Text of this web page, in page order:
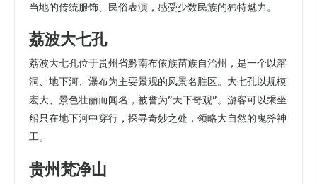
当地的传统服饰、民俗表演，感受少数民族的独特魅力。
荔波大七孔
荔波大七孔位于贵州省黔南布依族苗族自治州，是一个以溶
洞、地下河、瀑布为主要景观的风景名胜区。大七孔以规模
宏大、景色壮丽而闻名，被誉为”天下奇观”。游客可以乘坐
船只在地下河中穿行，探寻奇妙之处，领略大自然的鬼斧神
工。
贵州梵净山